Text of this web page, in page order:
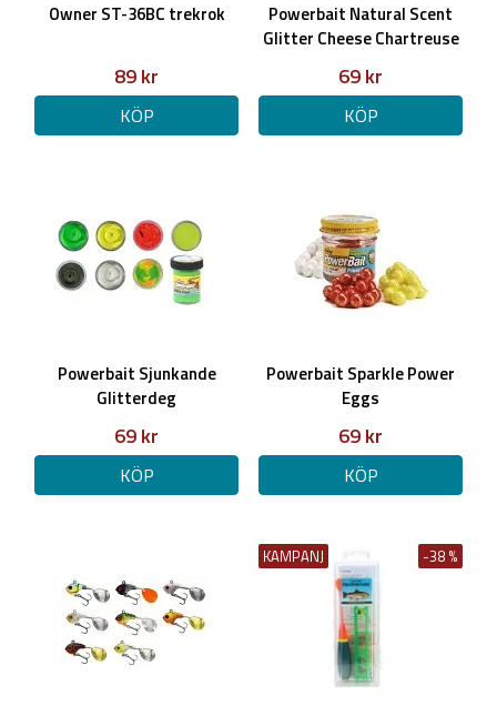
Owner ST-36BC trekrok
89 kr
KÖP
Powerbait Natural Scent
Glitter Cheese Chartreuse
69 kr
KÖP
Powerbait Sjunkande
Glitterdeg
69 kr
KÖP
Powerbait Sparkle Power
Eggs
69 kr
KÖP
KAMPANJ -38 %